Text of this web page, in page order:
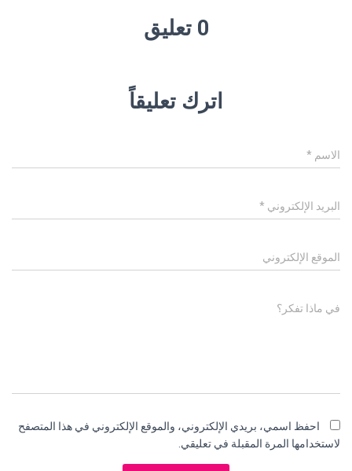
0 تعليق
اترك تعليقاً
الاسم *
البريد الإلكتروني *
الموقع الإلكتروني
في ماذا تفكر؟
احفظ اسمي، بريدي الإلكتروني، والموقع الإلكتروني في هذا المتصفح
لاستخدامها المرة المقبلة في تعليقي.